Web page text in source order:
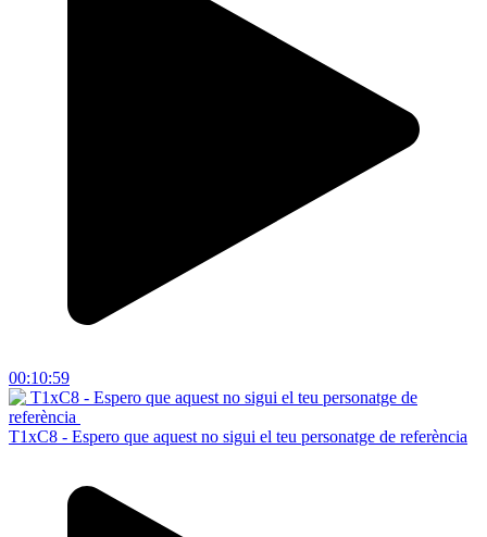
00:10:59
T1xC8 - Espero que aquest no sigui el teu personatge de referència